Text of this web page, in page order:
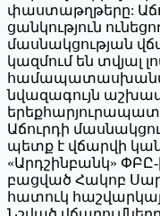
փաստաթղթերը:
ցանկություն
մասնակցության
կազմում են տվյալ
նվազագույն
Աճուրդի
պետք է վճարվի
«Արդշինբանկ»
բացված Հակոբ
հատուկ